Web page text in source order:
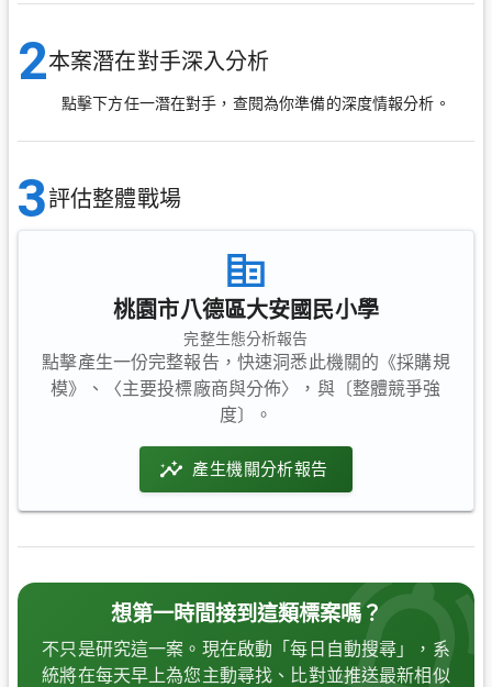
2本案潛在對手深入分析
點擊下方任一潛在對手，查閱為你準備的深度情報分析。
3評估整體戰場
桃園市八德區大安國民小學
完整生態分析報告
點擊產生一份完整報告，快速洞悉此機關的《採購規
模》、〈主要投標廠商與分佈〉，與〔整體競爭強
度〕。
產生機關分析報告
想第一時間接到這類標案嗎？
不只是研究這一案。現在啟動「每日自動搜尋」，系
統將在每天早上為您主動尋找、比對並推送最新相似